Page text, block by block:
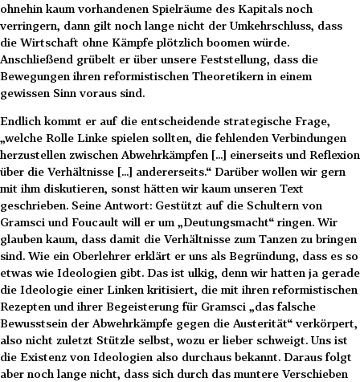
ohnehin kaum vorhandenen Spielräume des Kapitals noch
verringern, dann gilt noch lange nicht der Umkehrschluss, dass
die Wirtschaft ohne Kämpfe plötzlich boomen würde.
Anschließend grübelt er über unsere Feststellung, dass die
Bewegungen ihren reformistischen Theoretikern in einem
gewissen Sinn voraus sind.
Endlich kommt er auf die entscheidende strategische Frage,
„welche Rolle Linke spielen sollten, die fehlenden Verbindungen
herzustellen zwischen Abwehrkämpfen [...] einerseits und Reflexion
über die Verhältnisse [...] andererseits.“ Darüber wollen wir gern
mit ihm diskutieren, sonst hätten wir kaum unseren Text
geschrieben. Seine Antwort: Gestützt auf die Schultern von
Gramsci und Foucault will er um „Deutungsmacht“ ringen. Wir
glauben kaum, dass damit die Verhältnisse zum Tanzen zu bringen
sind. Wie ein Oberlehrer erklärt er uns als Begründung, dass es so
etwas wie Ideologien gibt. Das ist ulkig, denn wir hatten ja gerade
die Ideologie einer Linken kritisiert, die mit ihren reformistischen
Rezepten und ihrer Begeisterung für Gramsci „das falsche
Bewusstsein der Abwehrkämpfe gegen die Austerität“ verkörpert,
also nicht zuletzt Stützle selbst, wozu er lieber schweigt. Uns ist
die Existenz von Ideologien also durchaus bekannt. Daraus folgt
aber noch lange nicht, dass sich durch das muntere Verschieben